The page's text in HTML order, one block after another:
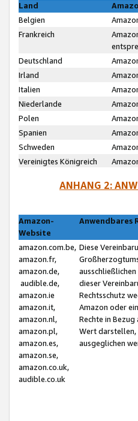
Land
Belgien
Frankreich
Deutschland
Irland
Italien
Niederlande
Polen
Spanien
Schweden
Vereinigtes Königreich
ANHANG 2:
Amazon-
Website
Anwendbares
amazon.com.be,
amazon.fr,
amazon.de,
audible.de,
amazon.ie
amazon.it,
amazon.nl,
amazon.pl,
amazon.es,
amazon.se,
amazon.co.uk,
audible.co.uk
Diese
dieser
Rechtsschutz
Amazon oder
Rechte in
Wert darstellen,
ausgeglichen